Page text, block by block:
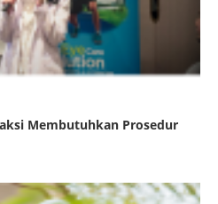
Membutuhkan Prosedur